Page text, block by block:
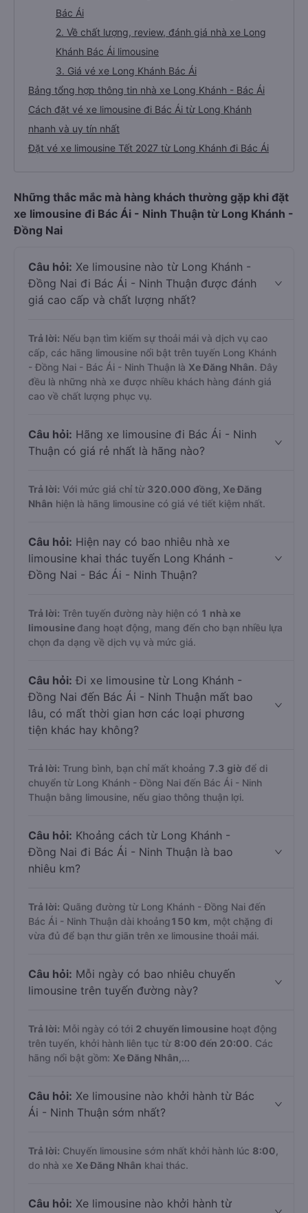
Bác Ái
2. Về chất lượng, review, đánh giá nhà xe Long
Khánh Bác Ái limousine
3. Giá vé xe Long Khánh Bác Ái
Bảng tổng hợp thông tin nhà xe Long Khánh - Bác Ái
Cách đặt vé xe limousine đi Bác Ái từ Long Khánh
nhanh và uy tín nhất
Đặt vé xe limousine Tết 2027 từ Long Khánh đi Bác Ái
Những thắc mắc mà hàng khách thường gặp khi đặt
xe limousine đi Bác Ái - Ninh Thuận từ Long Khánh -
Đồng Nai
Câu hỏi: Xe limousine nào từ Long Khánh -
Đồng Nai đi Bác Ái - Ninh Thuận được đánh
giá cao cấp và chất lượng nhất?
Trả lời: Nếu bạn tìm kiếm sự thoải mái và dịch vụ cao
cấp, các hãng limousine nổi bật trên tuyến Long Khánh
- Đồng Nai - Bác Ái - Ninh Thuận là Xe Đăng Nhân. Đây
đều là những nhà xe được nhiều khách hàng đánh giá
cao về chất lượng phục vụ.
Câu hỏi: Hãng xe limousine đi Bác Ái - Ninh
Thuận có giá rẻ nhất là hãng nào?
Trả lời: Với mức giá chỉ từ 320.000 đồng, Xe Đăng
Nhân hiện là hãng limousine có giá vé tiết kiệm nhất.
Câu hỏi: Hiện nay có bao nhiêu nhà xe
limousine khai thác tuyến Long Khánh -
Đồng Nai - Bác Ái - Ninh Thuận?
Trả lời: Trên tuyến đường này hiện có 1 nhà xe
limousine đang hoạt động, mang đến cho bạn nhiều lựa
chọn đa dạng về dịch vụ và mức giá.
Câu hỏi: Đi xe limousine từ Long Khánh -
Đồng Nai đến Bác Ái - Ninh Thuận mất bao
lâu, có mất thời gian hơn các loại phương
tiện khác hay không?
Trả lời: Trung bình, bạn chỉ mất khoảng 7.3 giờ để di
chuyển từ Long Khánh - Đồng Nai đến Bác Ái - Ninh
Thuận bằng limousine, nếu giao thông thuận lợi.
Câu hỏi: Khoảng cách từ Long Khánh -
Đồng Nai đi Bác Ái - Ninh Thuận là bao
nhiêu km?
Trả lời: Quãng đường từ Long Khánh - Đồng Nai đến
Bác Ái - Ninh Thuận dài khoảng150 km , một chặng đi
vừa đủ để bạn thư giãn trên xe limousine thoải mái.
Câu hỏi: Mỗi ngày có bao nhiêu chuyến
limousine trên tuyến đường này?
Trả lời: Mỗi ngày có tới 2 chuyến limousine hoạt động
trên tuyến, khởi hành liên tục từ 8:00 đến 20:00. Các
hãng nổi bật gồm: Xe Đăng Nhân ,...
Câu hỏi: Xe limousine nào khởi hành từ Bác
Ái - Ninh Thuận sớm nhất?
Trả lời: Chuyến limousine sớm nhất khởi hành lúc 8:00
do nhà xe Xe Đăng Nhân khai thác.
Câu hỏi: Xe limousine nào khởi hành từ